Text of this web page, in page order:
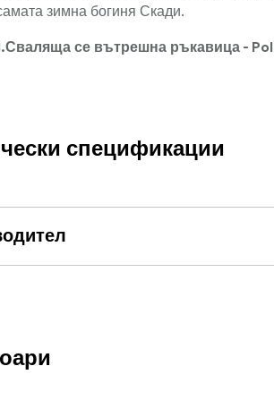
зимна богиня Скади.
се вътрешна ръкавица -
3. цип и капачки за пръстите FlipTech
като поддържа максимално
материали
и осигуряващ отлична защита от
джоб за SD-карта с ключ за статив
спецификации